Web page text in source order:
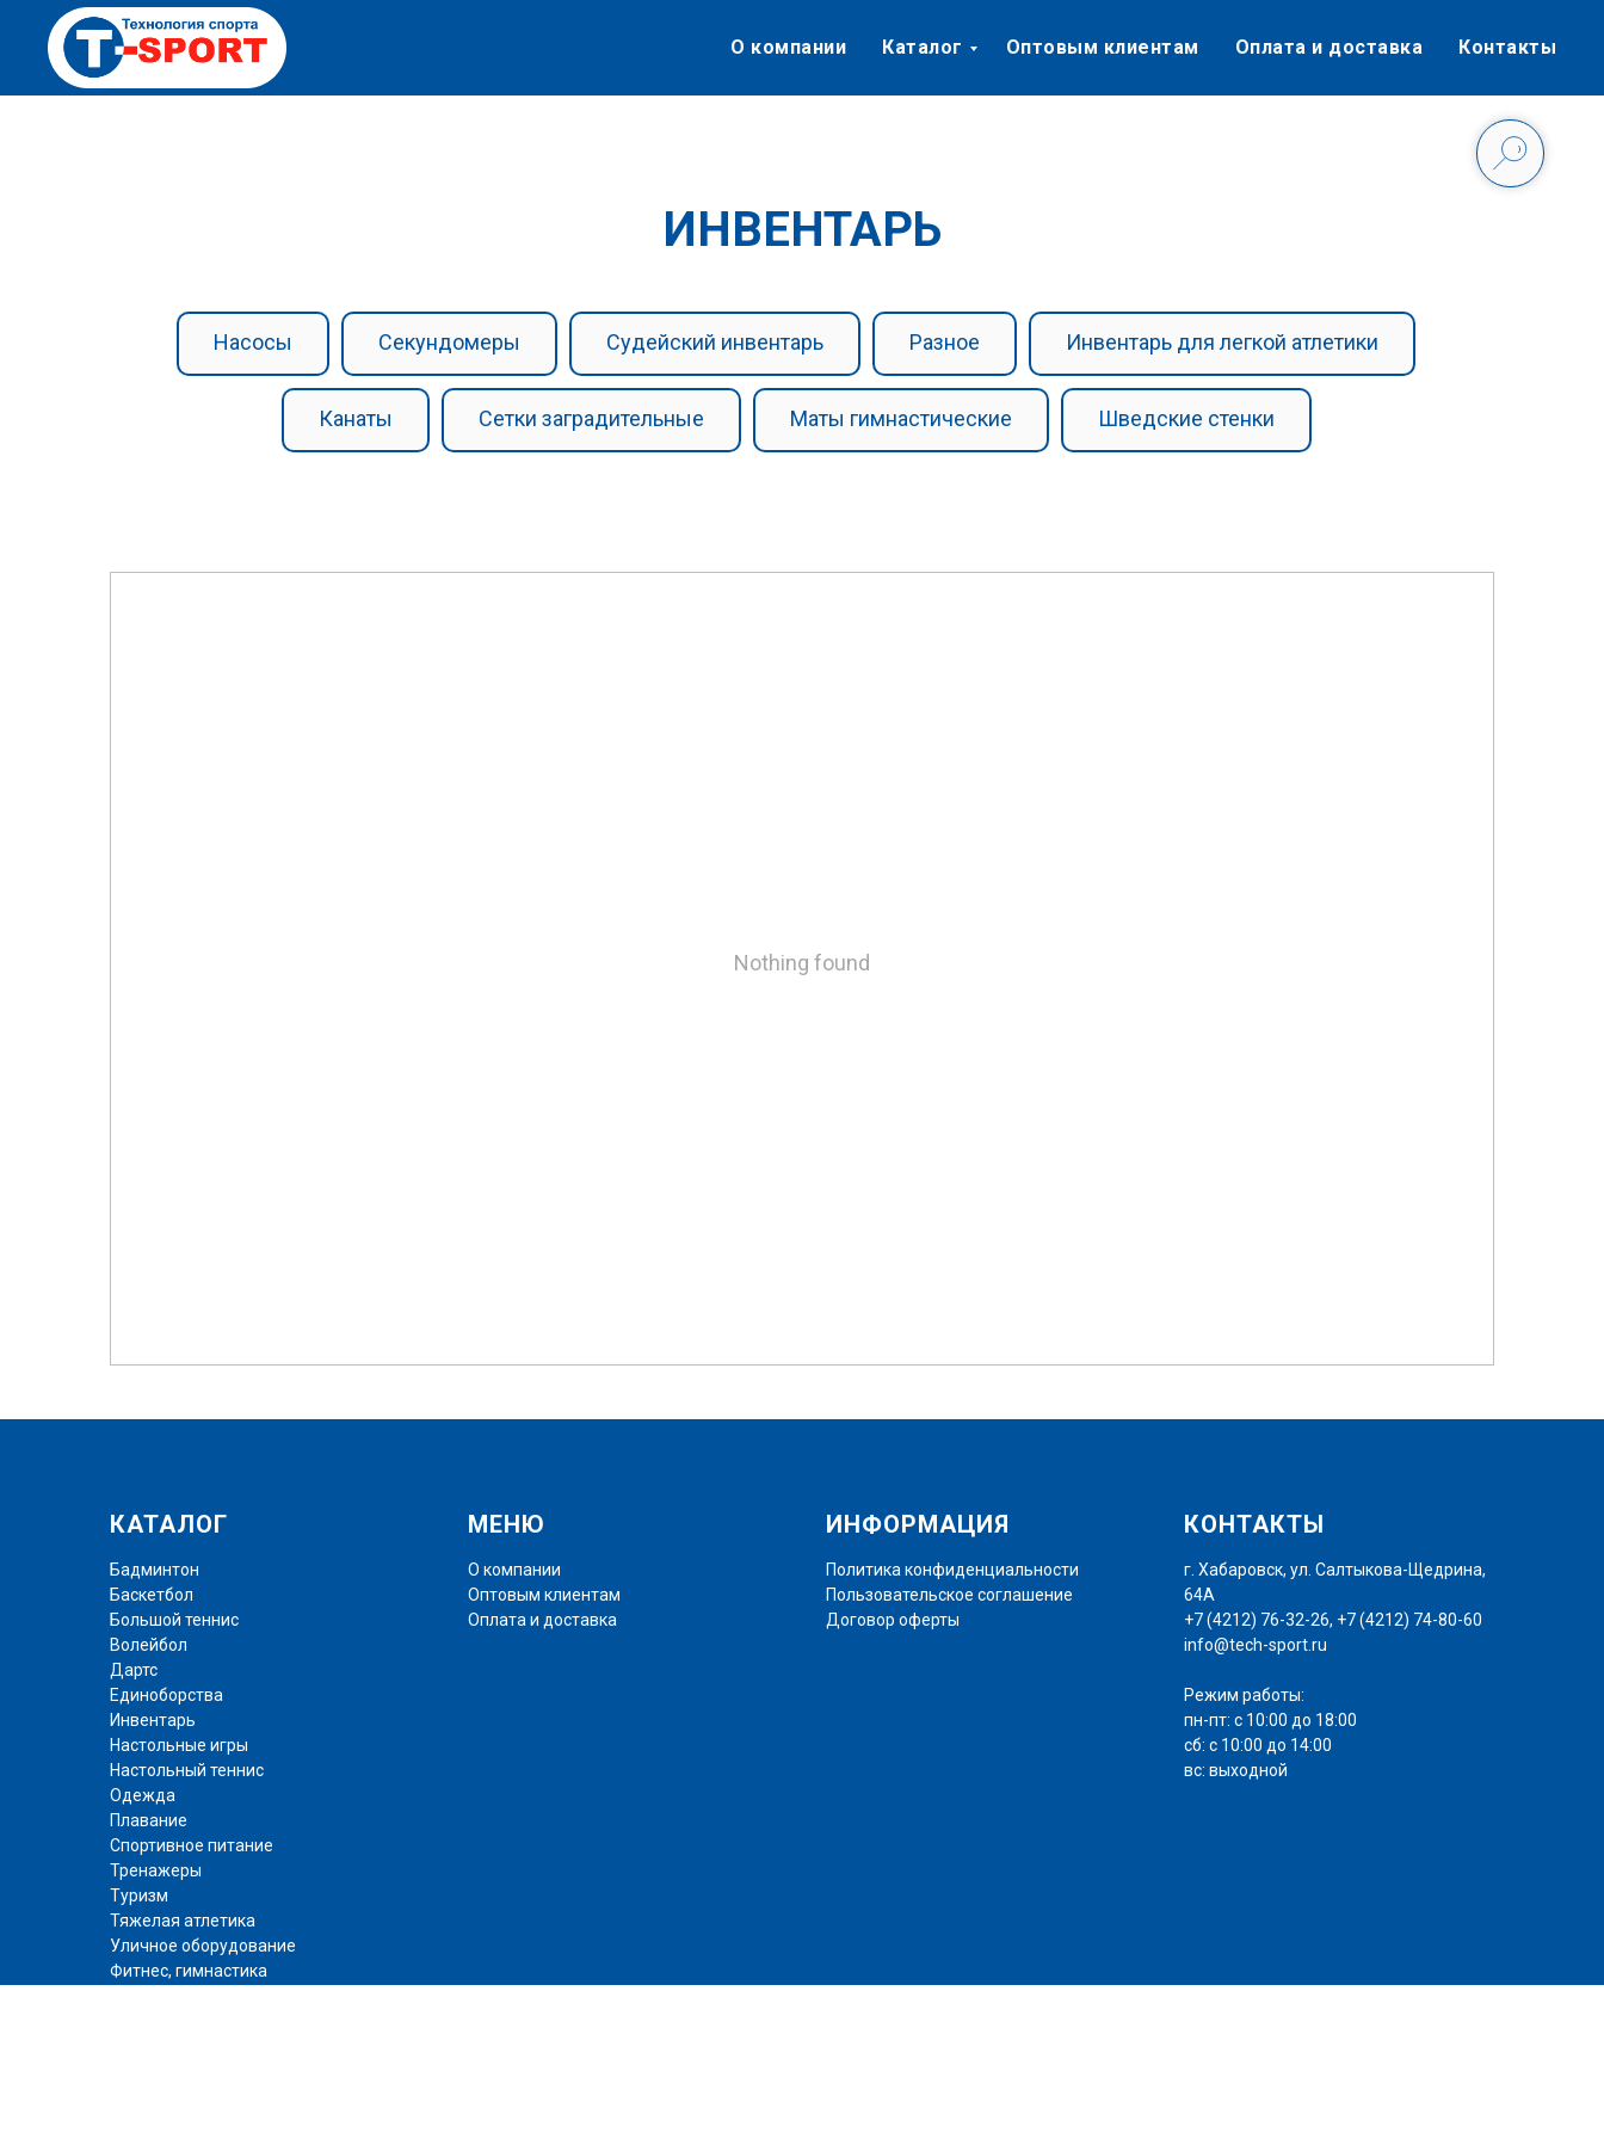
О компании Каталог Оптовым клиентам Оплата и доставка Контакты
ИНВЕНТАРЬ
Насосы Секундомеры Судейский инвентарь Разное Инвентарь для легкой атлетики
Канаты Сетки заградительные Маты гимнастические Шведские стенки
Nothing found
КАТАЛОГ
Бадминтон
Баскетбол
Большой теннис
Волейбол
Дартс
Единоборства
Инвентарь
Настольные игры
Настольный теннис
Одежда
Плавание
Спортивное питание
Тренажеры
Туризм
Тяжелая атлетика
Уличное оборудование
Фитнес, гимнастика
МЕНЮ
О компании
Оптовым клиентам
Оплата и доставка
ИНФОРМАЦИЯ
Политика конфиденциальности
Пользовательское соглашение
Договор оферты
КОНТАКТЫ
г. Хабаровск, ул. Салтыкова-Щедрина,
64А
+7 (4212) 76-32-26, +7 (4212) 74-80-60
info@tech-sport.ru
Режим работы:
пн-пт: с 10:00 до 18:00
сб: с 10:00 до 14:00
вс: выходной